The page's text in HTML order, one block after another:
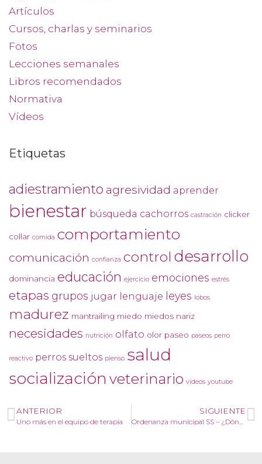
Artículos
Cursos, charlas y seminarios
Fotos
Lecciones semanales
Libros recomendados
Normativa
Vídeos
Etiquetas
adiestramiento agresividad aprender
bienestar búsqueda cachorros castración clicker
collar comida comportamiento
comunicación confianza control desarrollo
dominancia educación ejercicio emociones estrés
etapas grupos jugar lenguaje leyes lobos
madurez mantrailing miedo miedos nariz
necesidades nutrición olfato olor paseo paseos perro
reactivo perros sueltos pienso salud
socialización veterinario vídeos youtube
ANTERIOR
Uno más en el equipo de terapia
SIGUIENTE